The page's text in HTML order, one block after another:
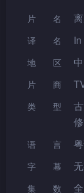
片名
译名
地区
片 商
类型
语言
字幕
集数